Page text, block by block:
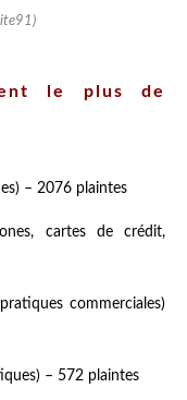
le plus de
– 2076 plaintes
cartes de crédit,
commerciales)
– 572 plaintes